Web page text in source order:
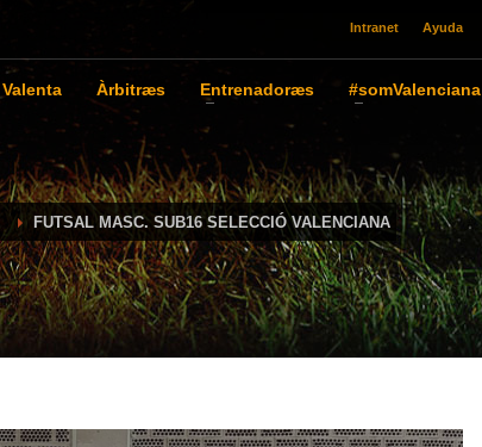
Intranet Ayuda
Valenta Àrbitræs Entrenadoræs #somValenciana
FUTSAL MASC. SUB16 SELECCIÓ VALENCIANA